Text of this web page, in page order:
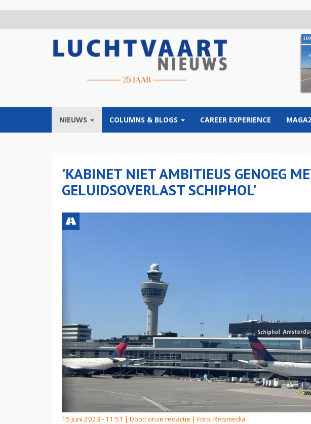
NIEUWS COLUMNS & BLOGS CAREER EXPERIENCE
'KABINET NIET AMBITIEUS GENOEG
GELUIDSOVERLAST SCHIPHOL'
15 juni 2023 - 11:51 | Door: onze redactie | Foto: Reismedia